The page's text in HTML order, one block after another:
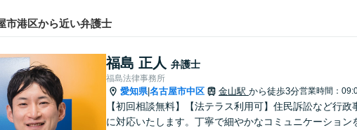
市港区から近い弁護士
福島 正人 弁護士
福島法律事務所
愛知県|名古屋市中区 金山駅 から徒歩3分営業時間：
【初回相談無料】【法テラス利用可】住民訴訟など行
に対応いたします。丁寧で細やかなコミュニケーショ